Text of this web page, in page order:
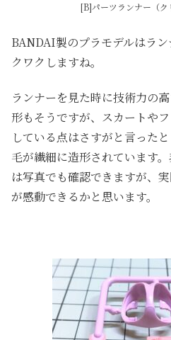
[B]パーツランナー（ク
BANDAI製のプラモデルはラ
クワクしますね。
ランナーを見た時に技術力の
形もそうですが、スカートや
している点はさすがと言った
毛が繊細に造形されています
は写真でも確認できますが、
が感動できるかと思います。